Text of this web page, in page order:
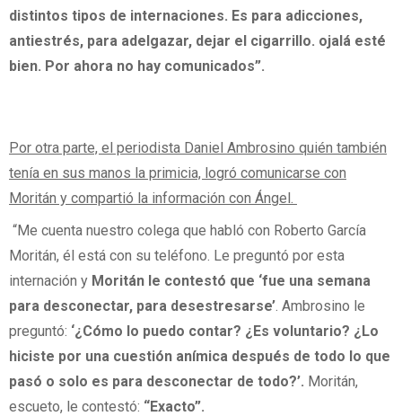
distintos tipos de internaciones. Es para adicciones,
antiestrés, para adelgazar, dejar el cigarrillo. ojalá esté
bien. Por ahora no hay comunicados”.
Por otra parte, el periodista Daniel Ambrosino quién también
tenía en sus manos la primicia, logró comunicarse con
Moritán y compartió la información con Ángel.
“Me cuenta nuestro colega que habló con Roberto García
Moritán, él está con su teléfono. Le preguntó por esta
internación y Moritán le contestó que ‘fue una semana
para desconectar, para desestresarse’ . Ambrosino le
preguntó: ‘¿Cómo lo puedo contar? ¿Es voluntario? ¿Lo
hiciste por una cuestión anímica después de todo lo que
pasó o solo es para desconectar de todo?’. Moritán,
escueto, le contestó: “Exacto”.